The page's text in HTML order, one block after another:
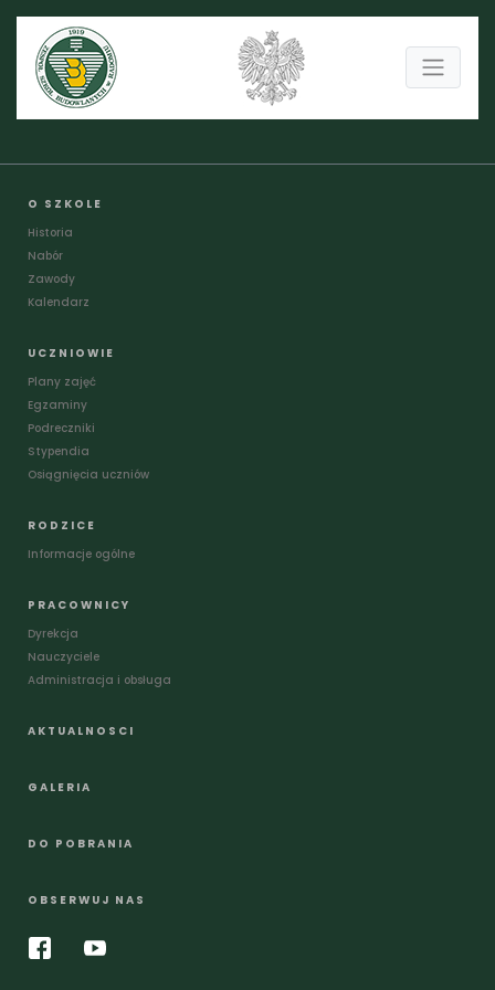
O SZKOLE
Historia
Nabór
Zawody
Kalendarz
UCZNIOWIE
Plany zajęć
Egzaminy
Podreczniki
Stypendia
Osiągnięcia uczniów
RODZICE
Informacje ogólne
PRACOWNICY
Dyrekcja
Nauczyciele
Administracja i obsługa
AKTUALNOSCI
GALERIA
DO POBRANIA
OBSERWUJ NAS